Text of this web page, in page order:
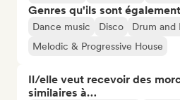
Genres qu'ils sont
Dance music Disco
Drum and
Melodic & Progressive House
Il/elle veut recevoir des
similaires à…